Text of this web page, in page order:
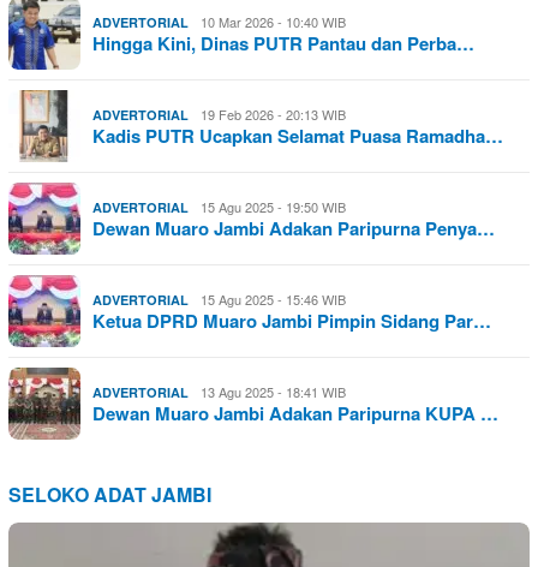
ADVERTORIAL 10 Mar 2026 - 10:40 WIB
Hingga Kini, Dinas PUTR Pantau dan Perba…
ADVERTORIAL 19 Feb 2026 - 20:13 WIB
Kadis PUTR Ucapkan Selamat Puasa Ramadha…
ADVERTORIAL 15 Agu 2025 - 19:50 WIB
Dewan Muaro Jambi Adakan Paripurna Penya…
ADVERTORIAL 15 Agu 2025 - 15:46 WIB
Ketua DPRD Muaro Jambi Pimpin Sidang Par…
ADVERTORIAL 13 Agu 2025 - 18:41 WIB
Dewan Muaro Jambi Adakan Paripurna KUPA …
SELOKO ADAT JAMBI